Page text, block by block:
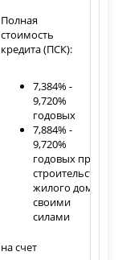
Полная
стоимость
кредита (ПСК):
7,384% -
9,720%
годовых
7,884% -
9,720%
годовых при
строительстве
жилого дома
своими
силами
на счет